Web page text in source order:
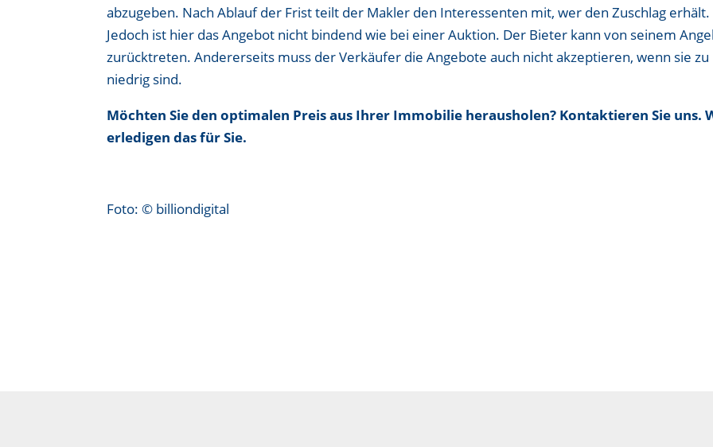
abzugeben. Nach Ablauf der Frist teilt der Makler den Interessenten mit, wer den Zuschlag erhält.
Jedoch ist hier das Angebot nicht bindend wie bei einer Auktion. Der Bieter kann von seinem
zurücktreten. Andererseits muss der Verkäufer die Angebote auch nicht akzeptieren, wenn sie zu
niedrig sind.
Möchten Sie den optimalen Preis aus Ihrer Immobilie herausholen? Kontaktieren Sie uns.
erledigen das für Sie.
Foto: © billiondigital